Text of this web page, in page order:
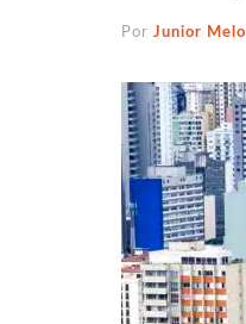
Por Junior Melo